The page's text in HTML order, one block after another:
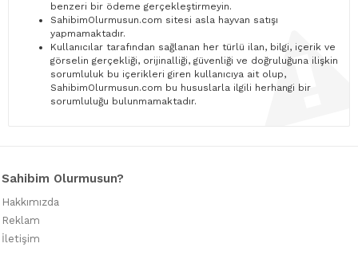
benzeri bir ödeme gerçekleştirmeyin.
SahibimOlurmusun.com sitesi asla hayvan satışı
yapmamaktadır.
Kullanıcılar tarafından sağlanan her türlü ilan, bilgi, içerik ve
görselin gerçekliği, orijinalliği, güvenliği ve doğruluğuna ilişkin
sorumluluk bu içerikleri giren kullanıcıya ait olup,
SahibimOlurmusun.com bu hususlarla ilgili herhangi bir
sorumluluğu bulunmamaktadır.
Sahibim Olurmusun?
Hakkımızda
Reklam
İletişim